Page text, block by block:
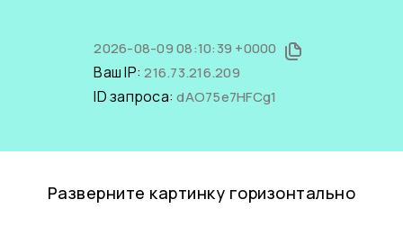
2026-08-09 08:10:39 +0000
Ваш IP:216.73.216.209
ID запроса:dAO75e7HFCg1
Разверните картинку горизонтально